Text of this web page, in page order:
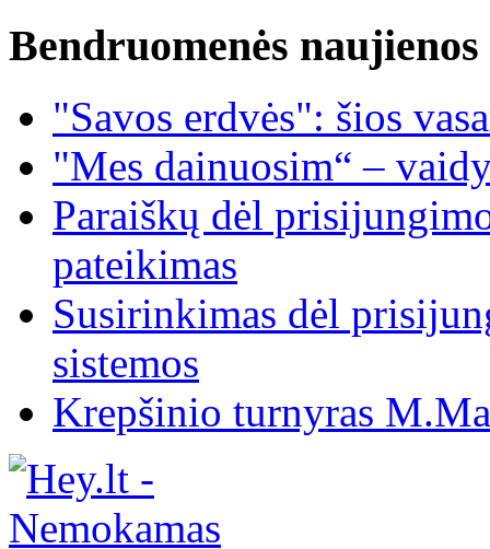
Bendruomenės naujienos
"Savos erdvės": šios
"Mes dainuosim“ –
Paraiškų dėl
pateikimas
Susirinkimas dėl
sistemos
Krepšinio turnyras